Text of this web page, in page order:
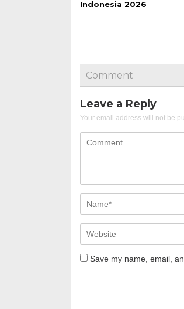
Indonesia 2026
Comment
Leave a Reply
Your email address will not be
Save my name, email,